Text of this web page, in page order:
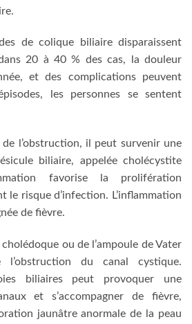
de colique biliaire disparaissent
20 à 40 % des cas, la douleur
et des complications peuvent
les personnes se sentent
de l’obstruction, il peut survenir une
biliaire, appelée cholécystite
favorise la prolifération
le risque d’infection. L’inflammation
de fièvre.
ou de l’ampoule de Vater
du canal cystique.
biliaires peut provoquer une
et s’accompagner de fièvre,
jaunâtre anormale de la peau